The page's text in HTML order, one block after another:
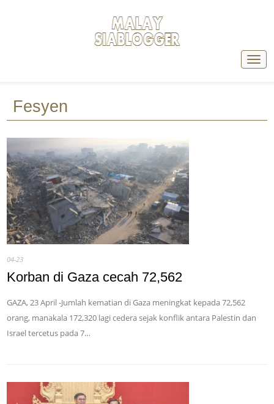
Fesyen
04-23
Korban di Gaza cecah 72,562
GAZA, 23 April -Jumlah kematian di Gaza meningkat kepada 72,562
orang, manakala 172,320 lagi cedera sejak konflik antara Palestin dan
Israel tercetus pada 7…